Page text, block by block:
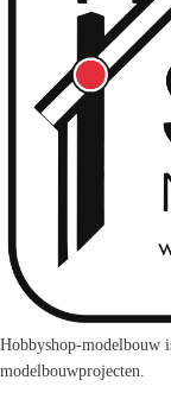
Hobbyshop-modelbouw
modelbouwprojecten.